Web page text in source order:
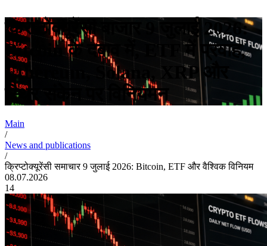
क्रिप्टोक्यूरेंसी बाजार 9 जुलाई 2026:
Bitcoin के दबाव में, ETF में प्रवाह,
Ethereum, Solana, XRP और
स्थिर संकेन पर विनियमन
Main
/
News and publications
/
क्रिप्टोक्यूरेंसी समाचार 9 जुलाई 2026: Bitcoin, ETF और वैश्विक विनियम
08.07.2026
14